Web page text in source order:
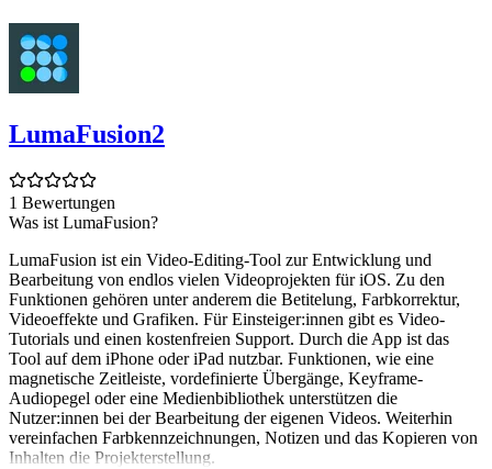
LumaFusion2
1 Bewertungen
Was ist LumaFusion?
LumaFusion ist ein Video-Editing-Tool zur Entwicklung und
Bearbeitung von endlos vielen Videoprojekten für iOS. Zu den
Funktionen gehören unter anderem die Betitelung, Farbkorrektur,
Videoeffekte und Grafiken. Für Einsteiger:innen gibt es Video-
Tutorials und einen kostenfreien Support. Durch die App ist das
Tool auf dem iPhone oder iPad nutzbar. Funktionen, wie eine
magnetische Zeitleiste, vordefinierte Übergänge, Keyframe-
Audiopegel oder eine Medienbibliothek unterstützen die
Nutzer:innen bei der Bearbeitung der eigenen Videos. Weiterhin
vereinfachen Farbkennzeichnungen, Notizen und das Kopieren von
Inhalten die Projekterstellung.